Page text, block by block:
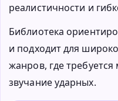
реалистичности и
Библиотека
и подходит для
жанров, где
звучание ударных.